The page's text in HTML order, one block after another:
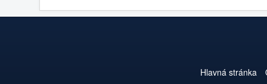
Hlavná stránka